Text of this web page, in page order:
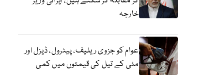
خارجہ
عوام کو جزوی ریلیف، پیٹرول، ڈیزل اور
مٹی کے تیل کی قیمتوں میں کمی